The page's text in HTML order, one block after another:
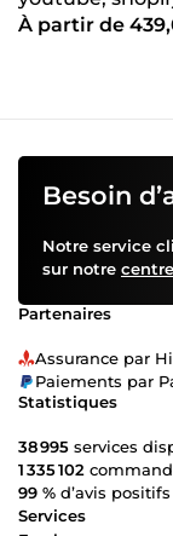
À partir de
Besoin
Notre service
sur notre
Partenaires
Assurance par
Paiements par
Statistiques
38 995 services
1 335 102
99 % d’avis positifs
Services